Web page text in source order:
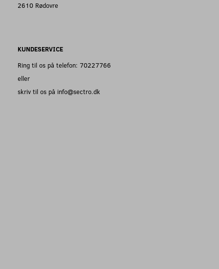
2610 Rødovre
KUNDESERVICE
Ring til os på telefon: 70227766
eller
skriv til os på info@sectro.dk